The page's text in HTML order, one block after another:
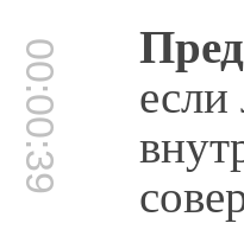
00:00:39